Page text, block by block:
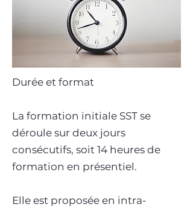
Durée et format
La formation initiale SST se
déroule sur deux jours
consécutifs, soit 14 heures de
formation en présentiel.
Elle est proposée en intra-